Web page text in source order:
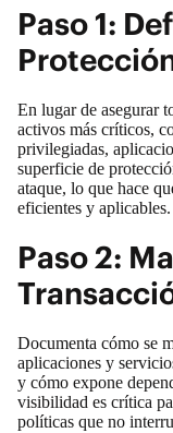
Paso 1:
En lugar de asegurar
activos más críticos,
privilegiadas,
superficie de
ataque, lo que hace
eficientes y aplicables.
Paso 2:
Documenta cómo se
aplicaciones y
y cómo expone
visibilidad es crítica
políticas que no